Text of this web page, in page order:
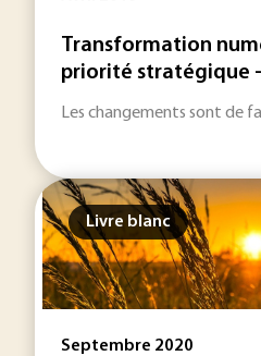
Transformation
priorité stratégique -
Les changements sont de
Livre blanc
Septembre 2020